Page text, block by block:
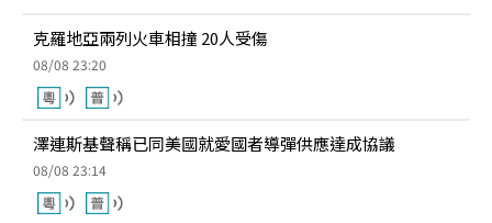
克羅地亞兩列火車相撞 20人受傷
08/08 23:20
澤連斯基聲稱已同美國就愛國者導彈供應達成協議
08/08 23:14